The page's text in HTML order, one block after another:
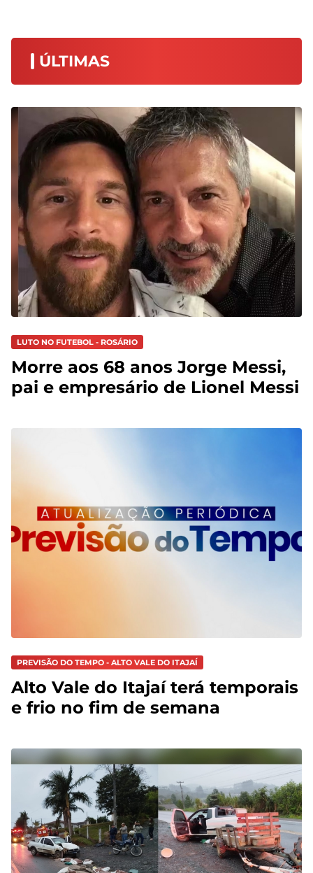
ÚLTIMAS
LUTO NO FUTEBOL - ROSÁRIO
Morre aos 68 anos Jorge Messi,
pai e empresário de Lionel Messi
PREVISÃO DO TEMPO - ALTO VALE DO ITAJAÍ
Alto Vale do Itajaí terá temporais
e frio no fim de semana